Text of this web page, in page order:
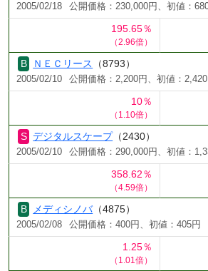
2005/02/18 公開価格：230,000円、初値：
195.65％
（2.96倍）
ＮＥＣリース （8793）
2005/02/10 公開価格：2,200円、初値：2,420
10％
（1.10倍）
デジタルスケープ（2430）
2005/02/10 公開価格：290,000円、初値：
358.62％
（4.59倍）
メディシノバ（4875）
2005/02/08 公開価格：400円、初値：405円
1.25％
（1.01倍）